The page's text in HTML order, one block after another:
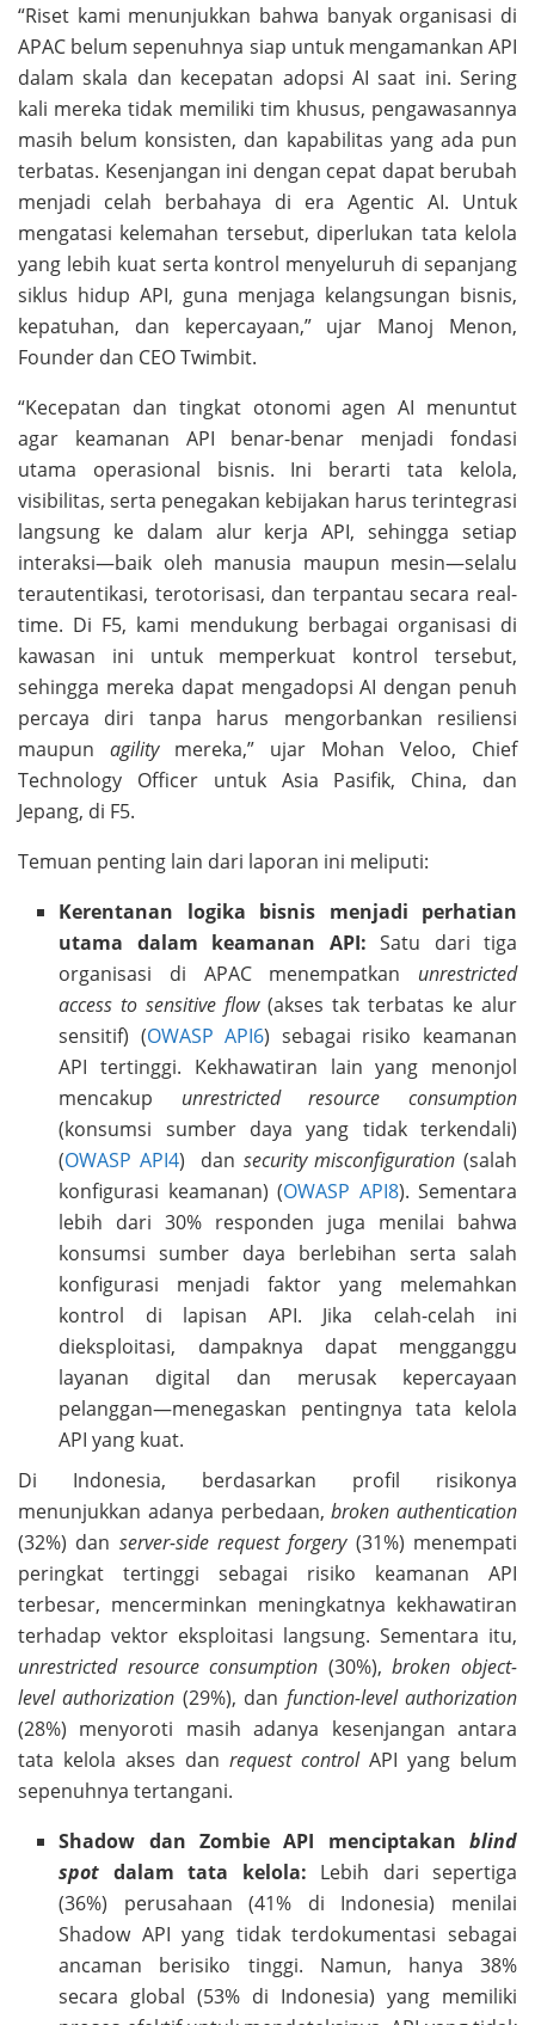
“Riset kami menunjukkan bahwa banyak organisasi di
APAC belum sepenuhnya siap untuk mengamankan API
dalam skala dan kecepatan adopsi AI saat ini. Sering
kali mereka tidak memiliki tim khusus, pengawasannya
masih belum konsisten, dan kapabilitas yang ada pun
terbatas. Kesenjangan ini dengan cepat dapat berubah
menjadi celah berbahaya di era Agentic AI. Untuk
mengatasi kelemahan tersebut, diperlukan tata kelola
yang lebih kuat serta kontrol menyeluruh di sepanjang
siklus hidup API, guna menjaga kelangsungan bisnis,
kepatuhan, dan kepercayaan,” ujar Manoj Menon,
Founder dan CEO Twimbit.
“Kecepatan dan tingkat otonomi agen AI menuntut
agar keamanan API benar-benar menjadi fondasi
utama operasional bisnis. Ini berarti tata kelola,
visibilitas, serta penegakan kebijakan harus terintegrasi
langsung ke dalam alur kerja API, sehingga setiap
interaksi—baik oleh manusia maupun mesin—selalu
terautentikasi, terotorisasi, dan terpantau secara real-
time. Di F5, kami mendukung berbagai organisasi di
kawasan ini untuk memperkuat kontrol tersebut,
sehingga mereka dapat mengadopsi AI dengan penuh
percaya diri tanpa harus mengorbankan resiliensi
maupun agilitymereka,” ujar Mohan Veloo, Chief
Technology Officer untuk Asia Pasifik, China, dan
Jepang, di F5.
Temuan penting lain dari laporan ini meliputi:
Kerentanan logika bisnis menjadi perhatian
utama dalam keamanan API: Satu dari tiga
organisasi di APAC menempatkan unrestricted
access to sensitive flow(akses tak terbatas ke alur
sensitif) (OWASP API6) sebagai risiko keamanan
API tertinggi. Kekhawatiran lain yang menonjol
mencakup unrestricted resource consumption
(konsumsi sumber daya yang tidak terkendali)
(OWASP API4) dan security misconfiguration (salah
konfigurasi keamanan) (OWASP API8). Sementara
lebih dari 30% responden juga menilai bahwa
konsumsi sumber daya berlebihan serta salah
konfigurasi menjadi faktor yang melemahkan
kontrol di lapisan API. Jika celah-celah ini
dieksploitasi, dampaknya dapat mengganggu
layanan digital dan merusak kepercayaan
pelanggan—menegaskan pentingnya tata kelola
API yang kuat.
Di Indonesia, berdasarkan profil risikonya
menunjukkan adanya perbedaan,broken authentication
(32%) dan server-side request forgery(31%) menempati
peringkat tertinggi sebagai risiko keamanan API
terbesar, mencerminkan meningkatnya kekhawatiran
terhadap vektor eksploitasi langsung. Sementara itu,
unrestricted resource consumption (30%),broken object-
level authorization (29%), dan function-level authorization
(28%) menyoroti masih adanya kesenjangan antara
tata kelola akses dan request controlAPI yang belum
sepenuhnya tertangani.
Shadow dan Zombie API menciptakan blind
spot dalam tata kelola: Lebih dari sepertiga
(36%) perusahaan (41% di Indonesia) menilai
Shadow API yang tidak terdokumentasi sebagai
ancaman berisiko tinggi. Namun, hanya 38%
secara global (53% di Indonesia) yang memiliki